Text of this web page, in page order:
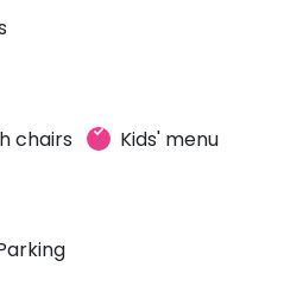
chairs Kids' menu